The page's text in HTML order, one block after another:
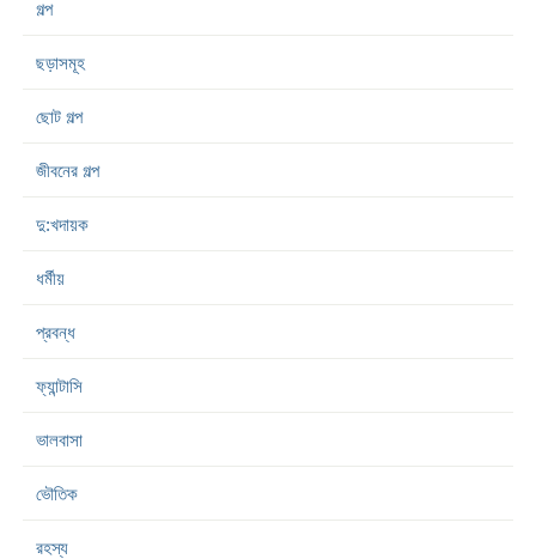
গল্প
ছড়াসমূহ
ছোট গল্প
জীবনের গল্প
দু:খদায়ক
ধর্মীয়
প্রবন্ধ
ফ্যান্টাসি
ভালবাসা
ভৌতিক
রহস্য